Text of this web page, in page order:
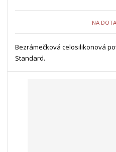
NA
Bezrámečková celosilikonová
Standard.